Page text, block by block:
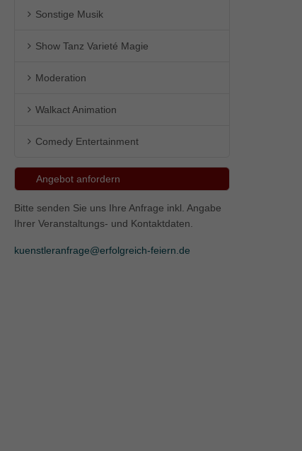
Sonstige Musik
Show Tanz Varieté Magie
Moderation
Walkact Animation
Comedy Entertainment
Angebot anfordern
Bitte senden Sie uns Ihre Anfrage inkl. Angabe
Ihrer Veranstaltungs- und Kontaktdaten.
kuenstleranfrage@erfolgreich-feiern.de
Externe Medien